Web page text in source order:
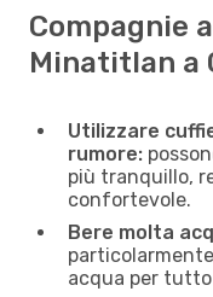
Compagnie
Minatitlan a
Utilizzare
rumore:
più tranquillo,
confortevole.
Bere molta
acqua per tutto